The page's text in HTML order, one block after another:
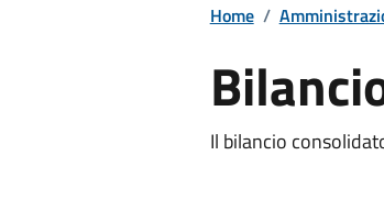
Home /
Il bilancio